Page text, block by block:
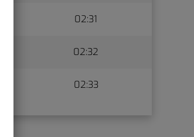
02:31
02:32
02:33